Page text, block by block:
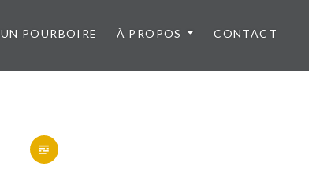
POURBOIRE À PROPOS CONTACT